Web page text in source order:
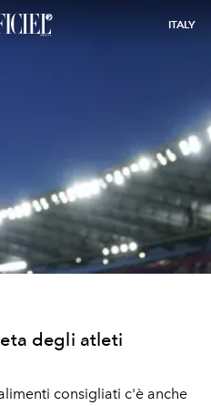
ITALY
degli atleti
consigliati c'è anche